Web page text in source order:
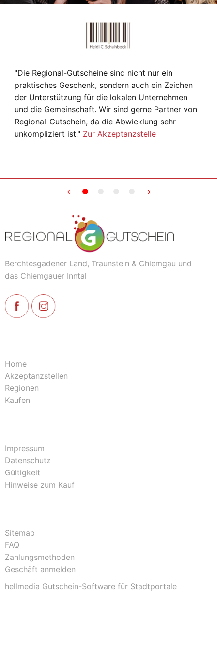
"Die Regional-Gutscheine sind nicht nur ein
praktisches Geschenk, sondern auch ein Zeichen
der Unterstützung für die lokalen Unternehmen
und die Gemeinschaft. Wir sind gerne Partner von
Regional-Gutschein, da die Abwicklung sehr
unkompliziert ist." Zur Akzeptanzstelle
← →
Berchtesgadener Land, Traunstein & Chiemgau und
das Chiemgauer Inntal
Home
Akzeptanzstellen
Regionen
Kaufen
Impressum
Datenschutz
Gültigkeit
Hinweise zum Kauf
Sitemap
FAQ
Zahlungsmethoden
Geschäft anmelden
hellmedia Gutschein-Software für Stadtportale